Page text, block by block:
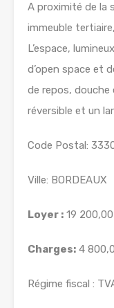
A proximité de la
immeuble
L’espace,
d’open space et
de repos,
réversible et un
Code Postal:
Ville: BORDEAUX
Loyer : 19
Charges: 4
Régime fiscal :